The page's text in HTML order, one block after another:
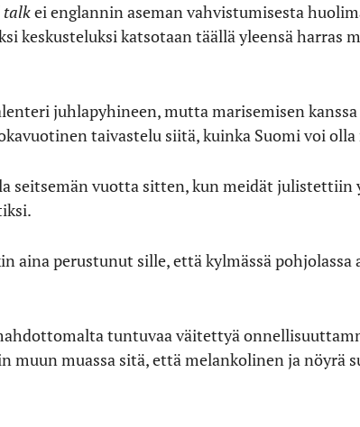
talkei englannin aseman vahvistumisesta
keskusteluksi katsotaan täällä yleensä harras
juhlapyhineen, mutta marisemisen
taivastelu siitä, kuinka Suomi voi
seitsemän vuotta sitten, kun meidät julistettiin
aina perustunut sille, että kylmässä pohjolassa
tuntuvaa väitettyä
muun muassa sitä, että melankolinen ja nöyrä